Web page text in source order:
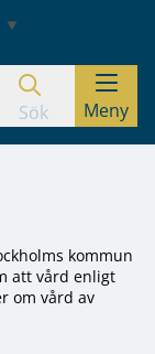
Sök Meny
kommun
att vård enligt
om vård av